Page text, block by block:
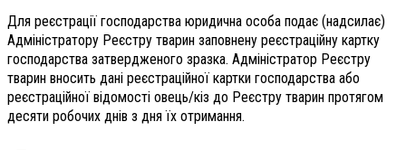
Для реєстрації господарства юридична особа подає (надсилає)
Адміністратору Реєстру тварин заповнену реєстраційну картку
господарства затвердженого зразка. Адміністратор Реєстру
тварин вносить дані реєстраційної картки господарства або
реєстраційної відомості овець/кіз до Реєстру тварин протягом
десяти робочих днів з дня їх отримання.